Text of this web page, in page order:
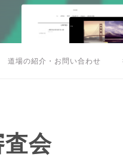
道場の紹介・お問い合わせ
査会